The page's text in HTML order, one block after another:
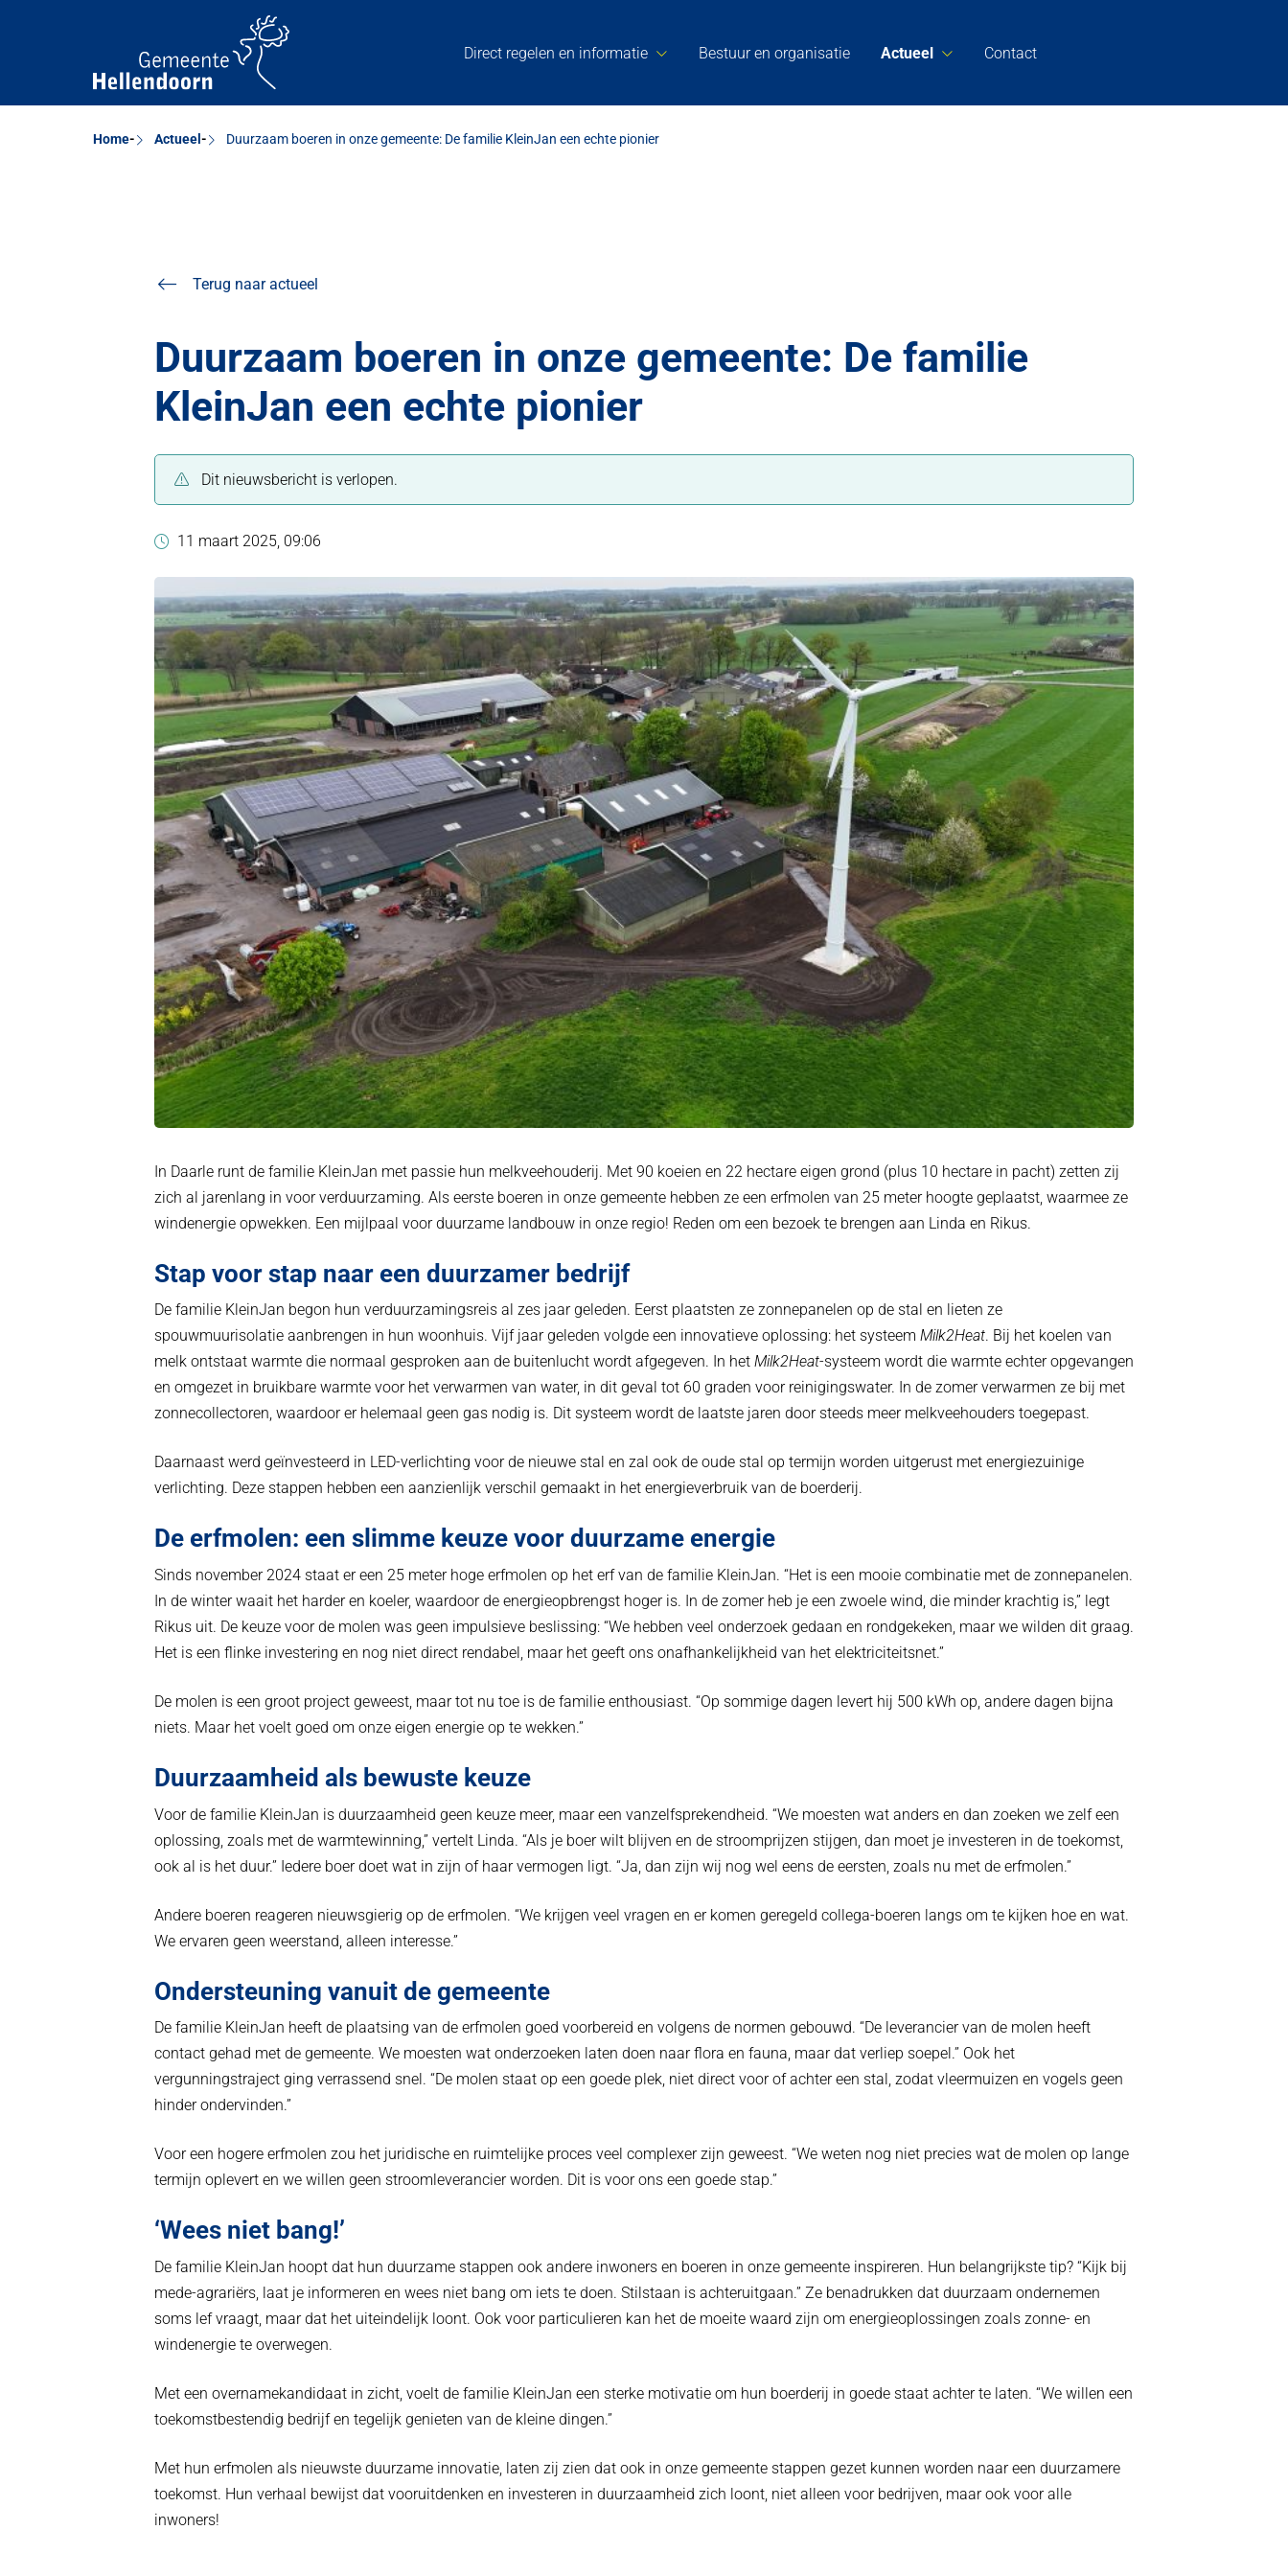
Direct regelen en informatie Bestuur en organisatie Actueel Contact
Home Actueel Duurzaam boeren in onze gemeente: De familie KleinJan een echte pionier
Terug naar actueel
Duurzaam boeren in onze gemeente: De familie
KleinJan een echte pionier
Dit nieuwsbericht is verlopen.
11 maart 2025, 09:06
In Daarle runt de familie KleinJan met passie hun melkveehouderij. Met 90 koeien en 22 hectare eigen grond (plus 10 hectare in pacht) zetten zij
zich al jarenlang in voor verduurzaming. Als eerste boeren in onze gemeente hebben ze een erfmolen van 25 meter hoogte geplaatst, waarmee ze
windenergie opwekken. Een mijlpaal voor duurzame landbouw in onze regio! Reden om een bezoek te brengen aan Linda en Rikus.
Stap voor stap naar een duurzamer bedrijf
De familie KleinJan begon hun verduurzamingsreis al zes jaar geleden. Eerst plaatsten ze zonnepanelen op de stal en lieten ze
spouwmuurisolatie aanbrengen in hun woonhuis. Vijf jaar geleden volgde een innovatieve oplossing: het systeem Milk2Heat. Bij het koelen van
melk ontstaat warmte die normaal gesproken aan de buitenlucht wordt afgegeven. In het Milk2Heat-systeem wordt die warmte echter opgevangen
en omgezet in bruikbare warmte voor het verwarmen van water, in dit geval tot 60 graden voor reinigingswater. In de zomer verwarmen ze bij met
zonnecollectoren, waardoor er helemaal geen gas nodig is. Dit systeem wordt de laatste jaren door steeds meer melkveehouders toegepast.
Daarnaast werd geïnvesteerd in LED-verlichting voor de nieuwe stal en zal ook de oude stal op termijn worden uitgerust met energiezuinige
verlichting. Deze stappen hebben een aanzienlijk verschil gemaakt in het energieverbruik van de boerderij.
De erfmolen: een slimme keuze voor duurzame energie
Sinds november 2024 staat er een 25 meter hoge erfmolen op het erf van de familie KleinJan. “Het is een mooie combinatie met de zonnepanelen.
In de winter waait het harder en koeler, waardoor de energieopbrengst hoger is. In de zomer heb je een zwoele wind, die minder krachtig is,” legt
Rikus uit. De keuze voor de molen was geen impulsieve beslissing: “We hebben veel onderzoek gedaan en rondgekeken, maar we wilden dit graag.
Het is een flinke investering en nog niet direct rendabel, maar het geeft ons onafhankelijkheid van het elektriciteitsnet.”
De molen is een groot project geweest, maar tot nu toe is de familie enthousiast. “Op sommige dagen levert hij 500 kWh op, andere dagen bijna
niets. Maar het voelt goed om onze eigen energie op te wekken.”
Duurzaamheid als bewuste keuze
Voor de familie KleinJan is duurzaamheid geen keuze meer, maar een vanzelfsprekendheid. “We moesten wat anders en dan zoeken we zelf een
oplossing, zoals met de warmtewinning,” vertelt Linda. “Als je boer wilt blijven en de stroomprijzen stijgen, dan moet je investeren in de toekomst,
ook al is het duur.” Iedere boer doet wat in zijn of haar vermogen ligt. “Ja, dan zijn wij nog wel eens de eersten, zoals nu met de erfmolen.”
Andere boeren reageren nieuwsgierig op de erfmolen. “We krijgen veel vragen en er komen geregeld collega-boeren langs om te kijken hoe en wat.
We ervaren geen weerstand, alleen interesse.”
Ondersteuning vanuit de gemeente
De familie KleinJan heeft de plaatsing van de erfmolen goed voorbereid en volgens de normen gebouwd. “De leverancier van de molen heeft
contact gehad met de gemeente. We moesten wat onderzoeken laten doen naar flora en fauna, maar dat verliep soepel.” Ook het
vergunningstraject ging verrassend snel. “De molen staat op een goede plek, niet direct voor of achter een stal, zodat vleermuizen en vogels geen
hinder ondervinden.”
Voor een hogere erfmolen zou het juridische en ruimtelijke proces veel complexer zijn geweest. “We weten nog niet precies wat de molen op lange
termijn oplevert en we willen geen stroomleverancier worden. Dit is voor ons een goede stap.”
‘Wees niet bang!’
De familie KleinJan hoopt dat hun duurzame stappen ook andere inwoners en boeren in onze gemeente inspireren. Hun belangrijkste tip? “Kijk bij
mede-agrariërs, laat je informeren en wees niet bang om iets te doen. Stilstaan is achteruitgaan.” Ze benadrukken dat duurzaam ondernemen
soms lef vraagt, maar dat het uiteindelijk loont. Ook voor particulieren kan het de moeite waard zijn om energieoplossingen zoals zonne- en
windenergie te overwegen.
Met een overnamekandidaat in zicht, voelt de familie KleinJan een sterke motivatie om hun boerderij in goede staat achter te laten. “We willen een
toekomstbestendig bedrijf en tegelijk genieten van de kleine dingen.”
Met hun erfmolen als nieuwste duurzame innovatie, laten zij zien dat ook in onze gemeente stappen gezet kunnen worden naar een duurzamere
toekomst. Hun verhaal bewijst dat vooruitdenken en investeren in duurzaamheid zich loont, niet alleen voor bedrijven, maar ook voor alle
inwoners!